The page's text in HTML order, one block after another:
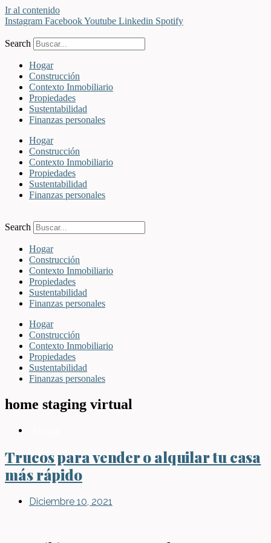
Ir al contenido
Instagram FacebookYoutube Linkedin Spotify
Search
Hogar
Construcción
Contexto Inmobiliario
Propiedades
Sustentabilidad
Finanzas personales
Hogar
Construcción
Contexto Inmobiliario
Propiedades
Sustentabilidad
Finanzas personales
Search
Hogar
Construcción
Contexto Inmobiliario
Propiedades
Sustentabilidad
Finanzas personales
Hogar
Construcción
Contexto Inmobiliario
Propiedades
Sustentabilidad
Finanzas personales
home staging virtual
Trucos para vender o alquilar tu casa
más rápido
Diciembre 10, 2021